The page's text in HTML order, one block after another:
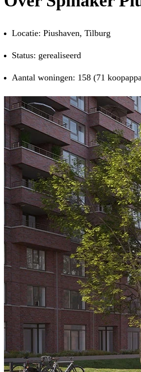
Locatie: Piushaven, Tilburg
Status: gerealiseerd
Aantal woningen: 158 (71